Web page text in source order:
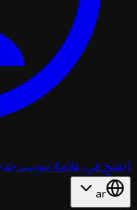
في علامة تبويب جديدة)
ar